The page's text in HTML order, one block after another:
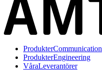
ProdukterCommunication
ProdukterEngineering
VåraLeverantörer